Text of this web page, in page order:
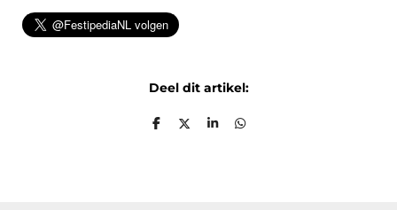
Deel dit artikel:
D
D
S
D